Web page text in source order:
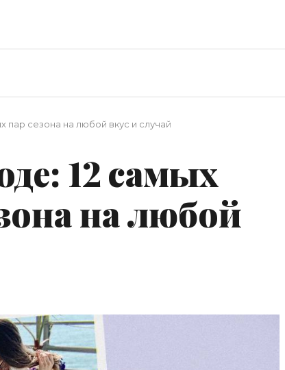
пар сезона на любой вкус и случай
12 самых
на любой